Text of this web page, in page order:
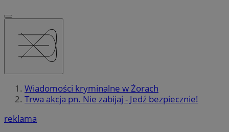
Wiadomości kryminalne w Żorach
Trwa akcja pn. Nie zabijaj - Jedź bezpiecznie!
reklama